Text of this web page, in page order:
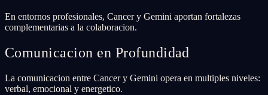
En entornos profesionales, Cancer y Gemini aportan fortalezas
complementarias a la colaboracion.
Comunicacion en Profundidad
La comunicacion entre Cancer y Gemini opera en multiples niveles:
verbal, emocional y energetico.